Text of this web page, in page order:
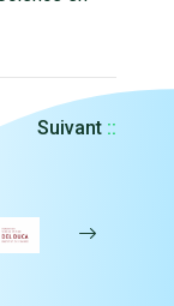
Suivant ::